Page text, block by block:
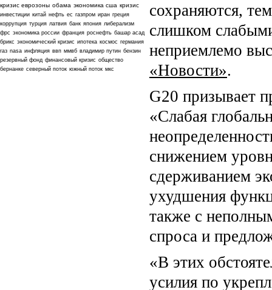
сохраняются,
слишком
неприемлемо
«Новости».
G20 призывает
«Слабая
снижением
сдерживанием
ухудшения
также с
спроса и
«В этих
усилия по
кризис еврозоны обама экономика сша кризис
инвестиции китай нефть ес газпром иран греция
коррупция турция латвия банк япония либерализм
фрс экономика россии франция роснефть башар асад
брикс экономический кризис ипотека космос германия
газ nasa инфляция ввп ммвб владимир путин бензин
резервный фонд финансовый кризис общество
бернанке северный поток южный поток мкс